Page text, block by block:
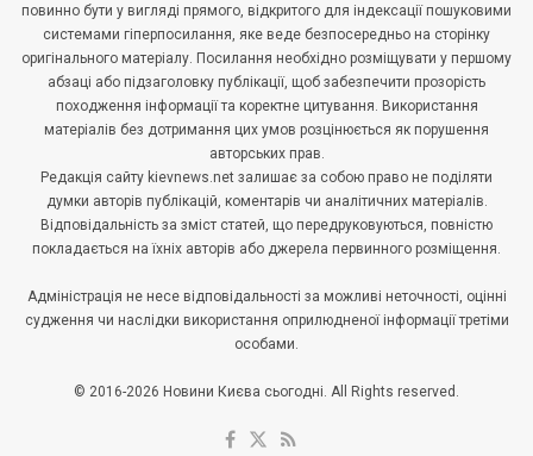
повинно бути у вигляді прямого, відкритого для індексації пошуковими
системами гіперпосилання, яке веде безпосередньо на сторінку
оригінального матеріалу. Посилання необхідно розміщувати у першому
абзаці або підзаголовку публікації, щоб забезпечити прозорість
походження інформації та коректне цитування. Використання
матеріалів без дотримання цих умов розцінюється як порушення
авторських прав.
Редакція сайту kievnews.net залишає за собою право не поділяти
думки авторів публікацій, коментарів чи аналітичних матеріалів.
Відповідальність за зміст статей, що передруковуються, повністю
покладається на їхніх авторів або джерела первинного розміщення.
Адміністрація не несе відповідальності за можливі неточності, оцінні
судження чи наслідки використання оприлюдненої інформації третіми
особами.
© 2016-2026 Новини Києва сьогодні. All Rights reserved.